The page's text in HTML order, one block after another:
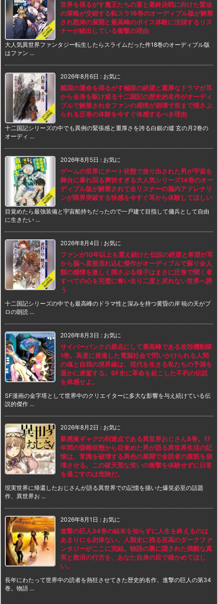
世界を揺るがす魔王たちの宴と最終決戦に向けた緊迫
の策略が交錯する転スラ18巻のオーディブル版が解禁
され怒涛の展開と最高峰のボイス体験に没頭するリス
ナーが続出している衝撃の理由
大人気異世界ファンタジー転生したらスライムだった件18巻のオーディブル版
はファン ...
2026年8月6日 : お気に
戴国の運命を揺るがす極限の絶望と重厚なドラマが耳
から全身を駆け巡る十二国記の歴史的名作がオーディ
ブルで解禁され全ファンの感情が崩壊寸前まで揺さぶ
られる圧巻の体験を今すぐ体感するべき理由
十二国記シリーズの中でも異例の緊張感と重厚さを誇る白銀の墟 玄の月2巻の
オーディ ...
2026年8月5日 : お気に
ゲームの世界にチート状態で放り出された男が宇宙を
舞台に暴れ回る爽快すぎる大人気シリーズ14巻のオー
ディブル版が解禁されて全リスナーの脳内アドレナリ
ンが限界突破する快感を今すぐ耳から体験してほしい
目覚めたら最強装備と宇宙船持ちだったので一戸建て目指して傭兵として自由
に生きたい ...
2026年8月4日 : お気に
ファンが10年以上も震え続けた伝説の絶望と希望が耳
から脳へ直接流れ込む傑作がオーディブルで蘇り全人
類の感情を激しく揺さぶる様子はまさに圧巻で聞く者
すべての心を完璧に奪い去り二度と戻れない世界へ誘
う
十二国記シリーズの中でも最高峰のドラマ性と深みを持つ黄昏の岸 暁の天がプ
ロの朗読 ...
2026年8月3日 : お気に
サイバーパンクの原点にして最高峰である攻殻機動隊
1巻。高度に発達した電脳社会で問いかけられる人間
の魂と自我の境界線は、現代を生きる私たちの予測を
遥かに凌駕する。SF史に革命を起こした不朽の伝説
を体感せよ。
SF漫画の金字塔として世界中のクリエイターに多大な影響を与え続けている伝
説的傑作 ...
2026年8月2日 : お気に
新感覚ギャグの到達点である異世界おじさん8巻。17
年間の昏睡状態から目覚めた男が語る異世界生活の記
憶は、常識を破壊する異色の展開で全読者の腹筋を崩
壊させる。この破天荒な笑いの衝撃を体験せずに日常
を過ごすのは危険だ。
現実世界に帰還したおじさんが語る異世界での記憶を描いた爆笑必至の話題
作、異世界お ...
2026年8月1日 : お気に
進撃の巨人34巻の結末を知らずに人生を終えるのは
あまりにも勿体ない。人類史に残る至高のダークファ
ンタジーがここに完結。物語の裏に隠された残酷な真
実と救済の行方を、あなた自身の目で確かめてほし
い。
長年にわたって世界中の読者を熱狂させてきた歴史的名作、進撃の巨人の第34
巻。物語 ...